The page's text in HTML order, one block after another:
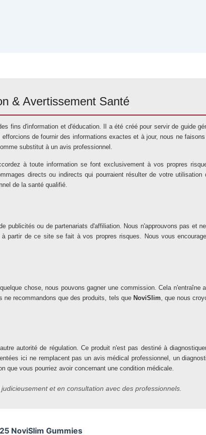
& Avertissement Santé
fins d'information et d'éducation. Il a été créé pour servir de guide
de fournir des informations exactes et à jour, nous ne
substitut à un avis professionnel.
à toute information se font exclusivement à vos propres
directs ou indirects qui pourraient résulter de votre
de la santé qualifié.
ou de partenariats d'affiliation. Nous n'approuvons pas et
de ce site se fait à vos propres risques. Nous vous
chose, nous pouvons gagner une commission. Cela n'entraîne
recommandons que des produits, tels que NoviSlim, que nous
autorité de régulation. Ce produit n'est pas destiné à
ici ne remplacent pas un avis médical professionnel, un
que vous pourriez avoir concernant une condition médicale.
et en consultation avec des professionnels.
NoviSlim Gummies